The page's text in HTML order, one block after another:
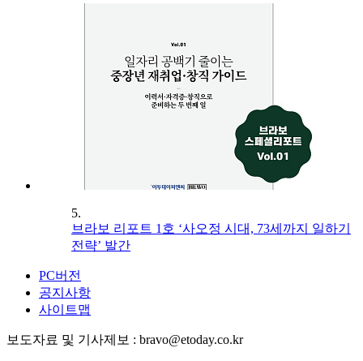
5.
브라보 리포트 1호 ‘사오정 시대, 73세까지 일하기
전략’ 발간
PC버전
공지사항
사이트맵
보도자료 및 기사제보 : bravo@etoday.co.kr